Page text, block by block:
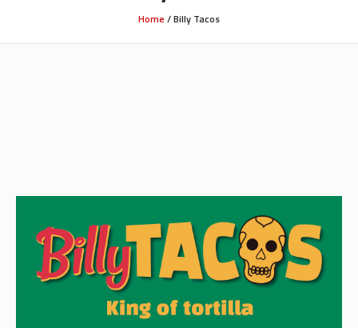
Home/Billy Tacos